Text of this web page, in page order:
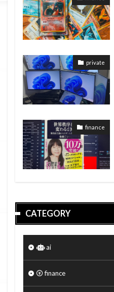
private
finance
CATEGORY
ai
finance